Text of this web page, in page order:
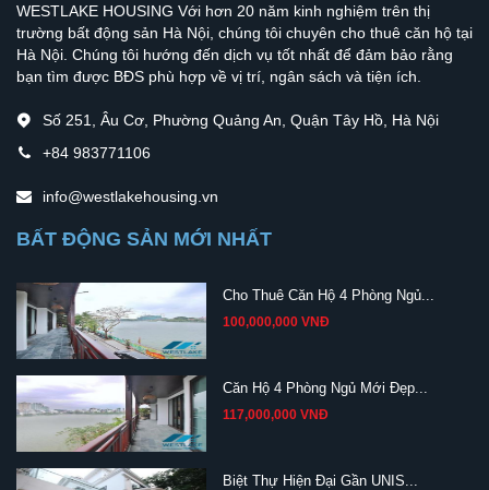
WESTLAKE HOUSING Với hơn 20 năm kinh nghiệm trên thị
trường bất động sản Hà Nội, chúng tôi chuyên cho thuê căn hộ tại
Hà Nội. Chúng tôi hướng đến dịch vụ tốt nhất để đảm bảo rằng
bạn tìm được BĐS phù hợp về vị trí, ngân sách và tiện ích.
Số 251, Âu Cơ, Phường Quảng An, Quận Tây Hồ, Hà Nội
+84 983771106
info@westlakehousing.vn
BẤT ĐỘNG SẢN MỚI NHẤT
Cho Thuê Căn Hộ 4 Phòng Ngủ...
100,000,000 VNĐ
Căn Hộ 4 Phòng Ngủ Mới Đẹp...
117,000,000 VNĐ
Biệt Thự Hiện Đại Gần UNIS...